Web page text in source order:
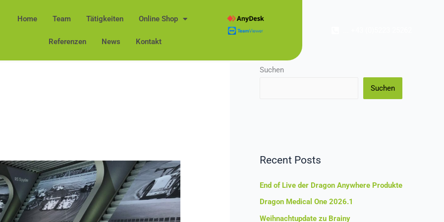
Home Team Tätigkeiten Online Shop
Referenzen News Kontakt
Suchen
Suchen
Recent Posts
End of Live der Dragon Anywhere Produkte
Dragon Medical One 2026.1
Weihnachtupdate zu Brainy